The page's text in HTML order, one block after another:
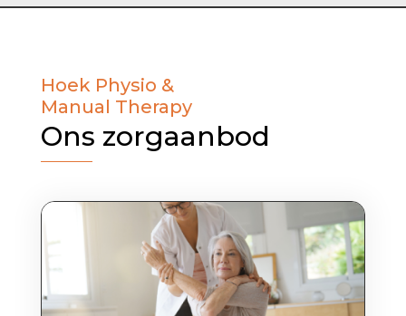
Hoek Physio &
Manual Therapy
Ons zorgaanbod